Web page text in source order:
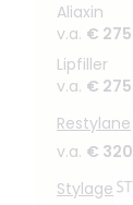
Aliaxin
v.a. € 275
Lipfiller
v.a. € 275
Restylane
v.a. € 320
Stylage